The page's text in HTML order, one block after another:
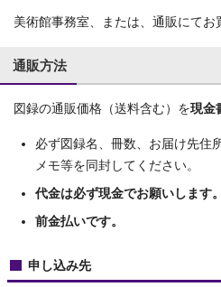
美術館事務室、または、通販にてお
通販方法
図録の通販価格（送料含む）を現金
必ず図録名、冊数、お届け先住
メモ等を同封してください。
代金は必ず現金でお願いします。
前金払いです。
申し込み先